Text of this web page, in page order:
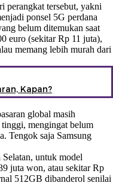
perangkat tersebut, yakni
ponsel 5G perdana
belum ditemukan saat
euro (sekitar Rp 11 juta),
memang lebih murah dari
Kapan?
global masih
mengingat belum
Tengok saja Samsung
untuk model
juta won, atau sekitar Rp
512GB dibanderol senilai